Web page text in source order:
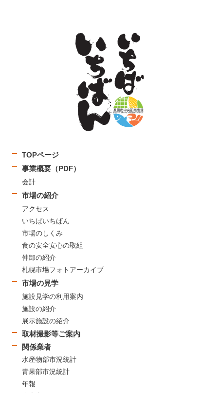
TOPページ
事業概要（PDF）
会計
市場の紹介
アクセス
いちばいちばん
市場のしくみ
食の安全安心の取組
仲卸の紹介
札幌市場フォトアーカイブ
市場の見学
施設見学の利用案内
施設の紹介
展示施設の紹介
取材撮影等ご案内
関係業者
水産物部市況統計
青果部市況統計
年報